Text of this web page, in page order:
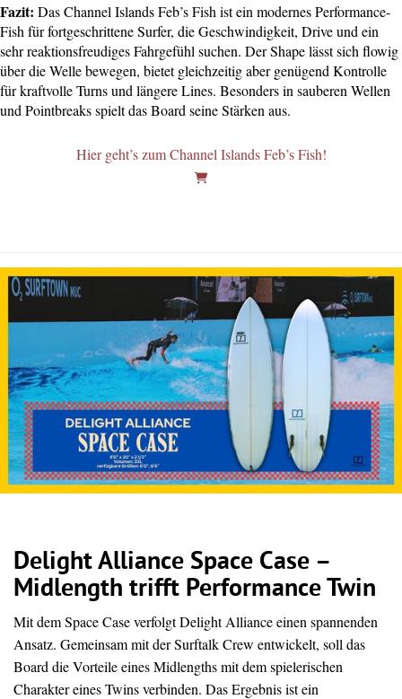
Fazit: Das Channel Islands Feb’s Fish ist ein modernes Performance-
Fish für fortgeschrittene Surfer, die Geschwindigkeit, Drive und ein
sehr reaktionsfreudiges Fahrgefühl suchen. Der Shape lässt sich flowig
über die Welle bewegen, bietet gleichzeitig aber genügend Kontrolle
für kraftvolle Turns und längere Lines. Besonders in sauberen Wellen
und Pointbreaks spielt das Board seine Stärken aus.
Hier geht’s zum Channel Islands Feb’s Fish!
Delight Alliance Space Case –
Midlength trifft Performance Twin
Mit dem Space Case verfolgt Delight Alliance einen spannenden
Ansatz. Gemeinsam mit der Surftalk Crew entwickelt, soll das
Board die Vorteile eines Midlengths mit dem spielerischen
Charakter eines Twins verbinden. Das Ergebnis ist ein